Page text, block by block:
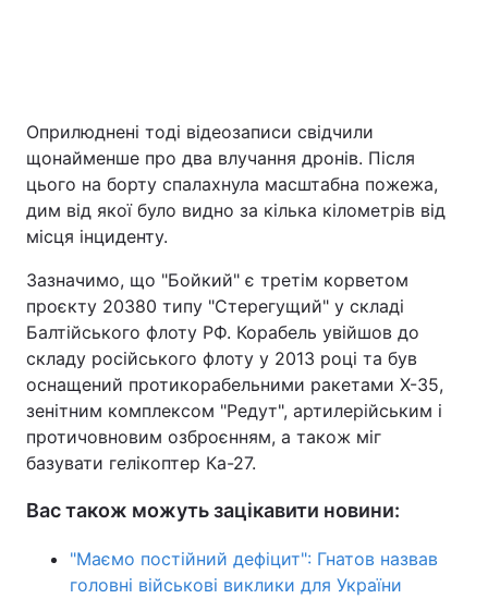
Оприлюднені тоді відеозаписи свідчили
щонайменше про два влучання дронів. Після
цього на борту спалахнула масштабна пожежа,
дим від якої було видно за кілька кілометрів від
місця інциденту.
Зазначимо, що "Бойкий" є третім корветом
проєкту 20380 типу "Стерегущий" у складі
Балтійського флоту РФ. Корабель увійшов до
складу російського флоту у 2013 році та був
оснащений протикорабельними ракетами Х-35,
зенітним комплексом "Редут", артилерійським і
протичовновим озброєнням, а також міг
базувати гелікоптер Ка-27.
Вас також можуть зацікавити новини:
"Маємо постійний дефіцит": Гнатов назвав
головні військові виклики для України